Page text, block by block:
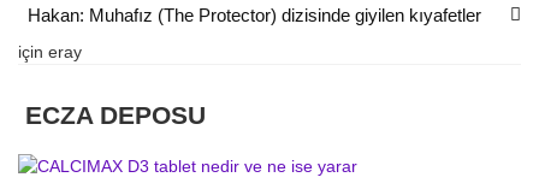
Hakan: Muhafız (The Protector) dizisinde giyilen kıyafetler
için eray
ECZA DEPOSU